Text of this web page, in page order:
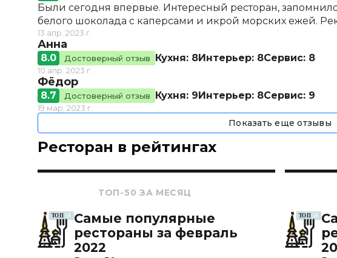
Были сегодня впервые. Интересный ресторан,
белого шоколада с каперсами и икрой морских ежей.
13 апр. 2023 г.
Анна
8.0 Достоверный отзыв Кухня: 8Интерьер: 8Сервис: 8
10 апр. 2023 г.
Фёдор
8.7 Достоверный отзыв Кухня: 9Интерьер: 8Сервис: 9
19 мар. 2023 г.
Показать еще отзывы
Ресторан в рейтингах
ТОП-50 ЗА МЕСЯЦ
Самые популярные
рестораны за февраль
2022